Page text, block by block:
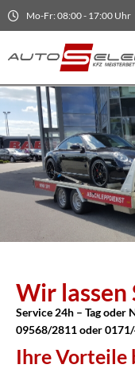
Mo-Fr: 08:00 - 17:00 Uhr
Wir lassen
Service 24h – Tag oder
09568/2811 oder
Ihre Vorteile